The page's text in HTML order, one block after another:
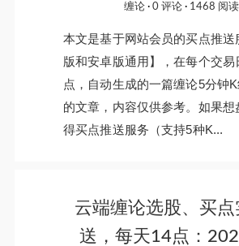
缠论
0 评论 1468 阅读
本文是基于网站会员的买点推送
版和安卓版通用】，在每个交易
点，自动生成的一篇缠论5分钟
的文章，内容仅供参考。如果想
得买点推送服务（支持5种K...
云端缠论选股、买点
送，每天14点：